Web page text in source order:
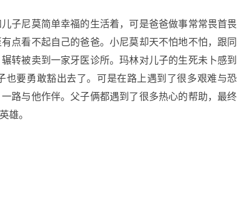
尼莫简单幸福的生活着，可是爸爸做事常常畏首畏
点看不起自己的爸爸。小尼莫却天不怕地不怕，跟同
转被卖到一家牙医诊所。玛林对儿子的生死未卜感到
要勇敢豁出去了。可是在路上遇到了很多艰难与恐
路与他作伴。父子俩都遇到了很多热心的帮助，最终
雄。